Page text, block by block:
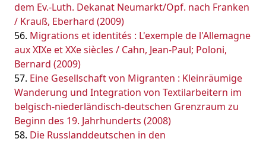
dem Ev.-Luth. Dekanat Neumarkt/Opf. nach Franken
/ Krauß, Eberhard (2009)
Migrations et identités : L'exemple de l'Allemagne
aux XIXe et XXe siècles / Cahn, Jean-Paul; Poloni,
Bernard (2009)
Eine Gesellschaft von Migranten : Kleinräumige
Wanderung und Integration von Textilarbeitern im
belgisch-niederländisch-deutschen Grenzraum zu
Beginn des 19. Jahrhunderts (2008)
Die Russlanddeutschen in den